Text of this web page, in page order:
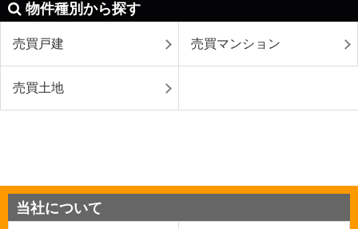
物件種別から探す
売買戸建 売買マンション
売買土地
当社について